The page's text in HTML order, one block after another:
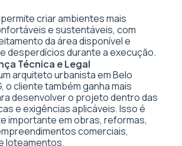
criar ambientes mais
e sustentáveis, com
da área disponível e
desperdícios durante a execução.
Técnica e Legal
arquiteto urbanista em Belo
o cliente também ganha mais
desenvolver o projeto dentro das
e exigências aplicáveis. Isso é
importante em obras, reformas,
comerciais,
loteamentos.